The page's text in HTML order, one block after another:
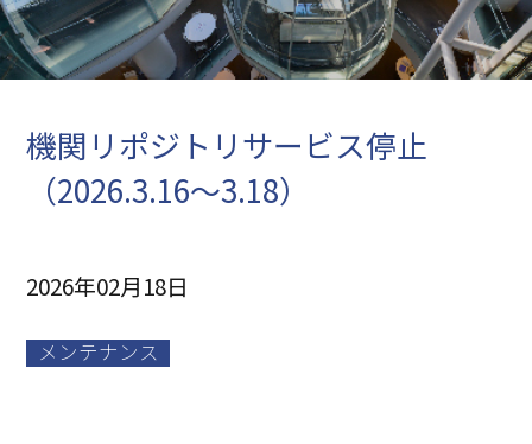
機関リポジトリサービス停止
（2026.3.16～3.18）
2026年02月18日
メンテナンス